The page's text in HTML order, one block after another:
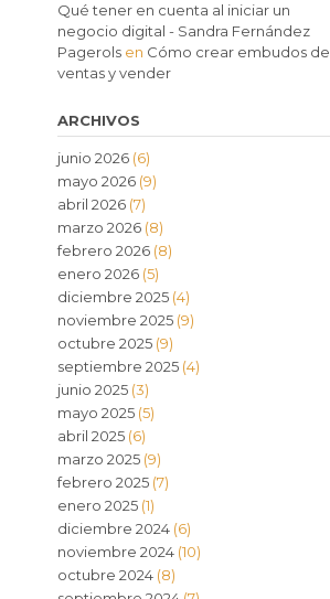
Qué tener en cuenta al iniciar un
negocio digital - Sandra Fernández
Pagerolsen Cómo crear embudos de
ventas y vender
ARCHIVOS
junio 2026(6)
mayo 2026(9)
abril 2026(7)
marzo 2026(8)
febrero 2026(8)
enero 2026(5)
diciembre 2025(4)
noviembre 2025(9)
octubre 2025(9)
septiembre 2025(4)
junio 2025(3)
mayo 2025(5)
abril 2025(6)
marzo 2025(9)
febrero 2025(7)
enero 2025(1)
diciembre 2024(6)
noviembre 2024(10)
octubre 2024(8)